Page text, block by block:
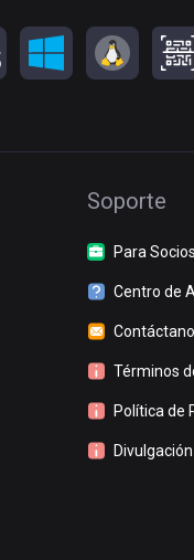
Soporte
Para Socios
Centro de
Términos
Política de